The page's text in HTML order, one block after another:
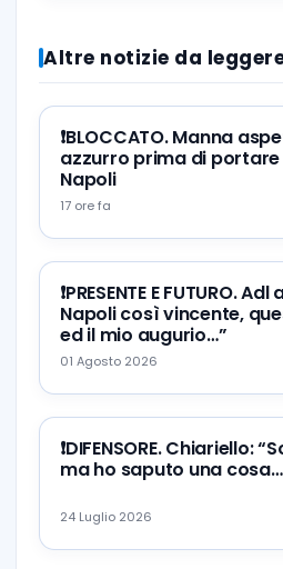
Altre notizie da
❗️BLOCCATO. Manna
azzurro prima di portare
Napoli
17 ore fa
❗️PRESENTE E FUTURO.
Napoli così vincente,
ed il mio augurio…”
01 Agosto 2026
❗️DIFENSORE. Chiariello:
ma ho saputo una
24 Luglio 2026